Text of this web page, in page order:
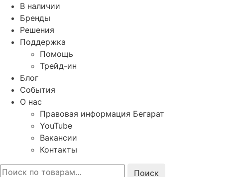
В наличии
Бренды
Решения
Поддержка
Помощь
Трейд-ин
Блог
События
О нас
Правовая информация Бегарат
YouTube
Вакансии
Контакты
Искать: